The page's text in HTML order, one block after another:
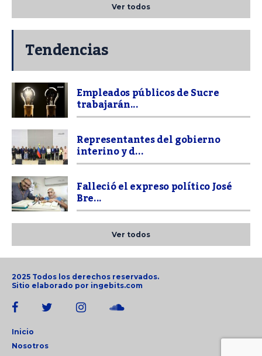
Ver todos
Tendencias
Empleados públicos de Sucre
trabajarán...
Representantes del gobierno
interino y d...
Falleció el expreso político José
Bre...
Ver todos
2025 Todos los derechos reservados.
Sitio elaborado por ingebits.com
Inicio
Nosotros